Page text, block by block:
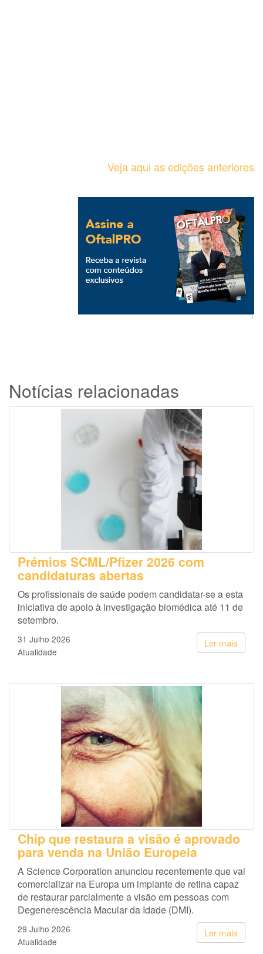
Veja aqui as edições anteriores
`
Notícias relacionadas
Prémios SCML/Pfizer 2026 com
candidaturas abertas
Os profissionais de saúde podem candidatar-se a esta
iniciativa de apoio à investigação biomédica até 11 de
setembro.
Ler mais
31 Julho 2026
Atualidade
Chip que restaura a visão é aprovado
para venda na União Europeia
A Science Corporation anunciou recentemente que vai
comercializar na Europa um implante de retina capaz
de restaurar parcialmente a visão em pessoas com
Degenerescência Macular da Idade (DMI).
Ler mais
29 Julho 2026
Atualidade